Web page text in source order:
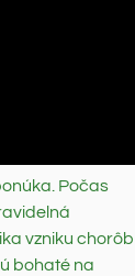
Počas
vzniku chorôb
bohaté na